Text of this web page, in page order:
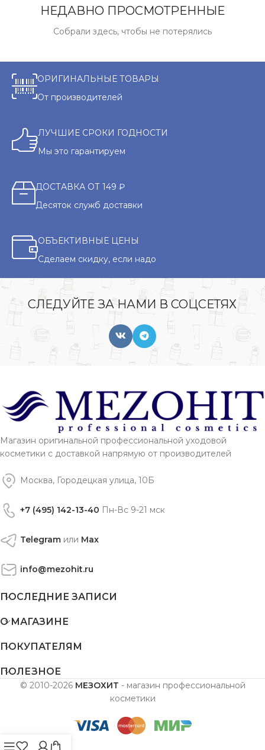
НЕДАВНО ПРОСМОТРЕННЫЕ
Собрали здесь, чтобы не потерялись
ОРИГИНАЛЬНЫЕ ТОВАРЫ
От производителей
ЛУЧШИЕ СРОКИ ГОДНОСТИ
Мы это гарантируем
ДОСТАВКА ОТ 149 ₽
Десяток служб доставки
ОБЪЕКТИВНЫЕ ЦЕНЫ
Сделаем скидку, если надо
СЛЕДУЙТЕ ЗА НАМИ В СОЦСЕТЯХ
Магазин оригинальной профессиональной уходовой
косметики с доставкой напрямую от производителей
Москва, Городецкая улица, 10Б
+7 (495) 142-13-40 Пн-Вс 9-21 мск
Telegram или Max
info@mezohit.ru
ПОСЛЕДНИЕ ЗАПИСИ
О МАГАЗИНЕ
ПОКУПАТЕЛЯМ
ПОЛЕЗНОЕ
© 2010-2026 МЕЗОХИТ - магазин профессиональной
косметики